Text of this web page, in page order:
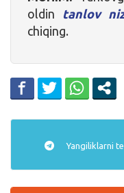
oldin tanlov
chiqing.
Yangiliklarni